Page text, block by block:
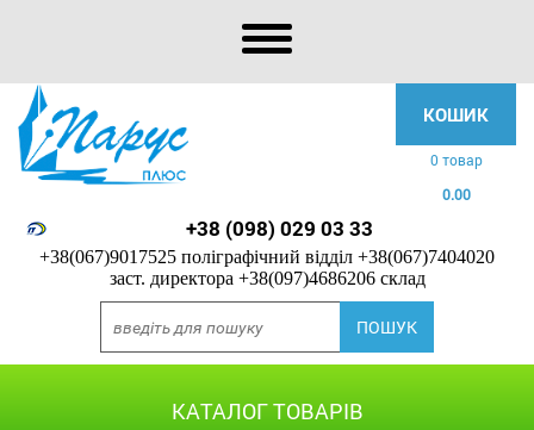
КОШИК
0 товар
0.00
+38 (098) 029 03 33
+38(067)9017525 поліграфічний відділ +38(067)7404020
заст. директора +38(097)4686206 склад
КАТАЛОГ ТОВАРІВ